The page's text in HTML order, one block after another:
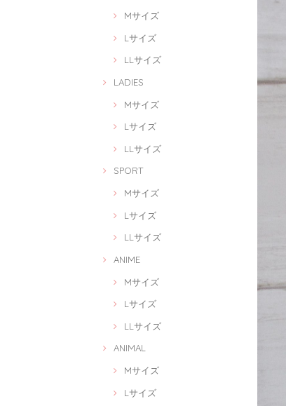
Mサイズ
Lサイズ
LLサイズ
LADIES
Mサイズ
Lサイズ
LLサイズ
SPORT
Mサイズ
Lサイズ
LLサイズ
ANIME
Mサイズ
Lサイズ
LLサイズ
ANIMAL
Mサイズ
Lサイズ